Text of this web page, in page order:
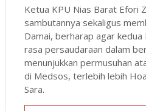
Ketua KPU Nias Barat Efori
sambutannya sekaligus
Damai, berharap agar
rasa persaudaraan dalam
menunjukkan permusuhan
di Medsos, terlebih lebih
Sara.